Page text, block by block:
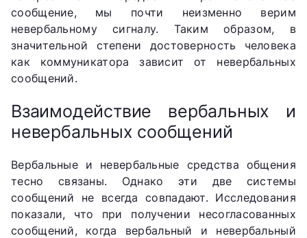
сообщение, мы почти неизменно верим
невербальному сигналу. Таким образом, в
значительной степени достоверность человека
как коммуникатора зависит от невербальных
сообщений.
Взаимодействие вербальных и
невербальных сообщений
Вербальные и невербальные средства общения
тесно связаны. Однако эти две системы
сообщений не всегда совпадают. Исследования
показали, что при получении несогласованных
сообщений, когда вербальный и невербальный